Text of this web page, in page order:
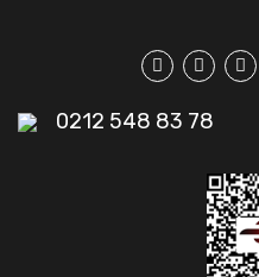
0212 548 83 78